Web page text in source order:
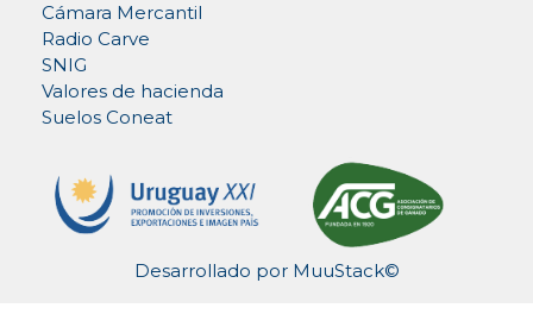
Cámara Mercantil
Radio Carve
SNIG
Valores de hacienda
Suelos Coneat
Desarrollado por MuuStack©